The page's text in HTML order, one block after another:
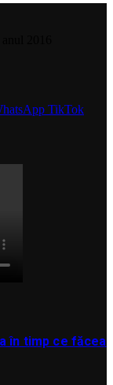
TikTok
în timp ce făcea